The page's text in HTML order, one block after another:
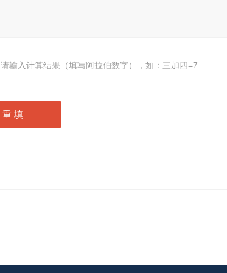
请输入计算结果（填写阿拉伯数字），如：三加四=7